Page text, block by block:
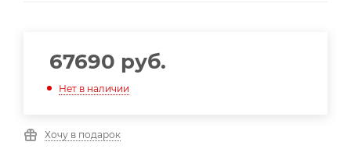
67690 руб.
Нет в наличии
Хочу в подарок